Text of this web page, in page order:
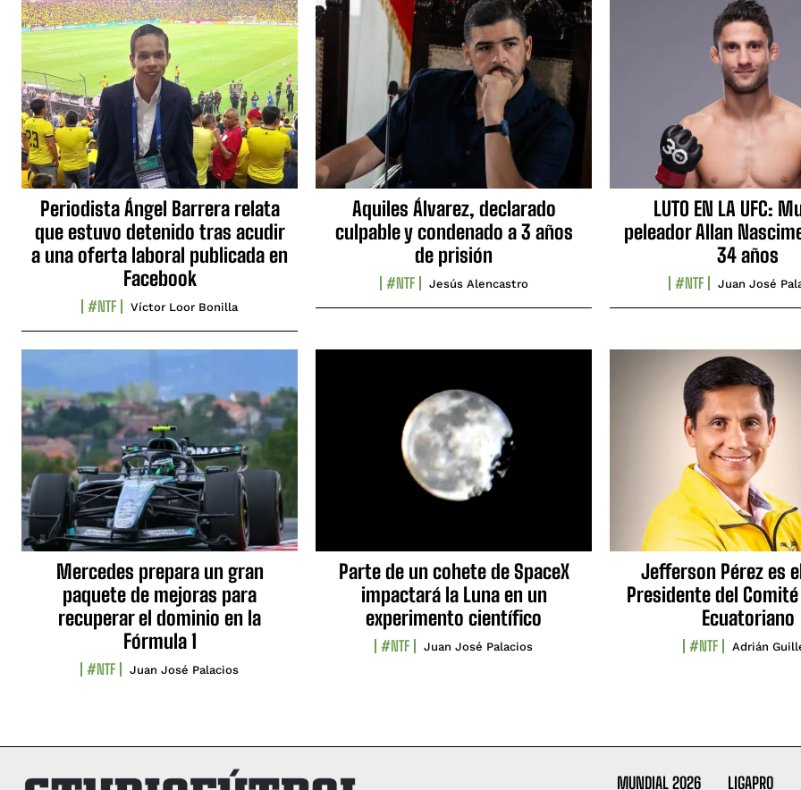
Periodista Ángel Barrera relata
que estuvo detenido tras acudir
a una oferta laboral publicada en
Facebook
#NTF Víctor Loor Bonilla
Aquiles Álvarez, declarado
culpable y condenado a 3 años
de prisión
#NTF Jesús Alencastro
LUTO EN LA UFC:
peleador Allan
34 años
#NTF Juan José
Mercedes prepara un gran
paquete de mejoras para
recuperar el dominio en la
Fórmula 1
#NTF Juan José Palacios
Parte de un cohete de SpaceX
impactará la Luna en un
experimento científico
#NTF Juan José Palacios
Jefferson Pérez es
Presidente del
Ecuatoriano
#NTF Adrián
MUNDIAL 2026 LIGAPRO